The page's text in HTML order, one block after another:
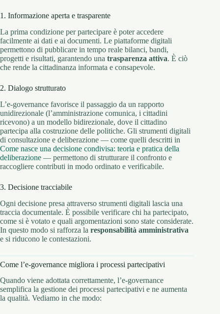
1. Informazione aperta e trasparente
La prima condizione per partecipare è poter accedere
facilmente ai dati e ai documenti. Le piattaforme digitali
permettono di pubblicare in tempo reale bilanci, bandi,
progetti e risultati, garantendo una trasparenza attiva. È ciò
che rende la cittadinanza informata e consapevole.
2. Dialogo strutturato
L’e-governance favorisce il passaggio da un rapporto
unidirezionale (l’amministrazione comunica, i cittadini
ricevono) a un modello bidirezionale, dove il cittadino
partecipa alla costruzione delle politiche. Gli strumenti digitali
di consultazione e deliberazione — come quelli descritti in
Come nasce una decisione condivisa: teoria e pratica della
deliberazione — permettono di strutturare il confronto e
raccogliere contributi in modo ordinato e verificabile.
3. Decisione tracciabile
Ogni decisione presa attraverso strumenti digitali lascia una
traccia documentale. È possibile verificare chi ha partecipato,
come si è votato e quali argomentazioni sono state considerate.
In questo modo si rafforza la responsabilità amministrativa
e si riducono le contestazioni.
Come l’e-governance migliora i processi partecipativi
Quando viene adottata correttamente, l’e-governance
semplifica la gestione dei processi partecipativi e ne aumenta
la qualità. Vediamo in che modo: